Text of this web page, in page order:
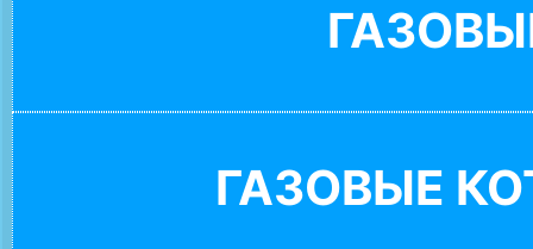
ГАЗОВЫЕ